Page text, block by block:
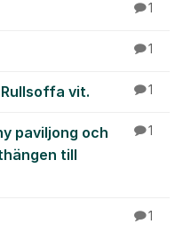
1
1
vit. 1
paviljong och
till
1
1